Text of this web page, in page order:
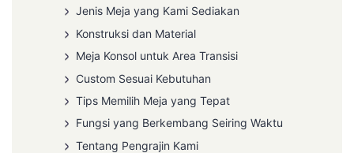
Jenis Meja yang Kami Sediakan
Konstruksi dan Material
Meja Konsol untuk Area Transisi
Custom Sesuai Kebutuhan
Tips Memilih Meja yang Tepat
Fungsi yang Berkembang Seiring Waktu
Tentang Pengrajin Kami